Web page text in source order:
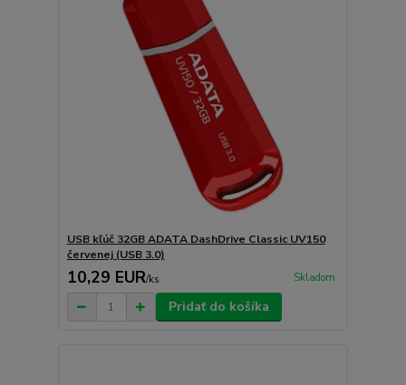
USB kľúč 32GB ADATA DashDrive Classic UV150
červenej (USB 3.0)
10,29 EUR/ks Skladom
Pridať do košíka